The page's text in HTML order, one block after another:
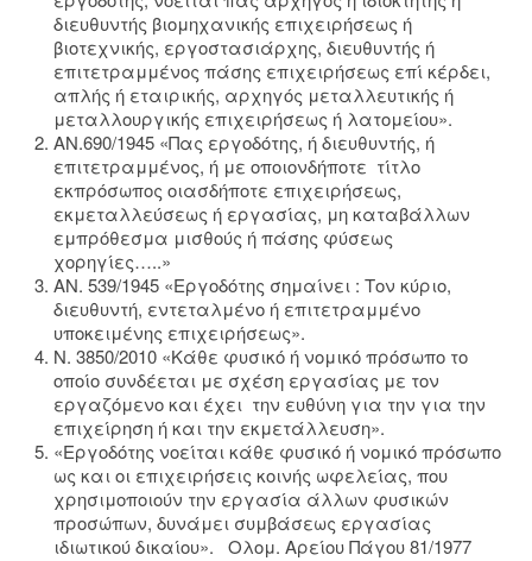
διευθυντής βιομηχανικής επιχειρήσεως ή
βιοτεχνικής, εργοστασιάρχης, διευθυντής ή
επιτετραμμένος πάσης επιχειρήσεως επί κέρδει,
απλής ή εταιρικής, αρχηγός μεταλλευτικής ή
μεταλλουργικής επιχειρήσεως ή λατομείου».
ΑΝ.690/1945 «Πας εργοδότης, ή διευθυντής, ή
επιτετραμμένος, ή με οποιονδήποτε τίτλο
εκπρόσωπος οιασδήποτε επιχειρήσεως,
εκμεταλλεύσεως ή εργασίας, μη καταβάλλων
εμπρόθεσμα μισθούς ή πάσης φύσεως
χορηγίες…..»
ΑΝ. 539/1945 «Εργοδότης σημαίνει : Τον κύριο,
διευθυντή, εντεταλμένο ή επιτετραμμένο
υποκειμένης επιχειρήσεως».
Ν. 3850/2010 «Κάθε φυσικό ή νομικό πρόσωπο το
οποίο συνδέεται με σχέση εργασίας με τον
εργαζόμενο και έχει την ευθύνη για την για την
επιχείρηση ή και την εκμετάλλευση».
«Εργοδότης νοείται κάθε φυσικό ή νομικό πρόσωπο
ως και οι επιχειρήσεις κοινής ωφελείας, που
χρησιμοποιούν την εργασία άλλων φυσικών
προσώπων, δυνάμει συμβάσεως εργασίας
ιδιωτικού δικαίου». Ολομ. Αρείου Πάγου 81/1977